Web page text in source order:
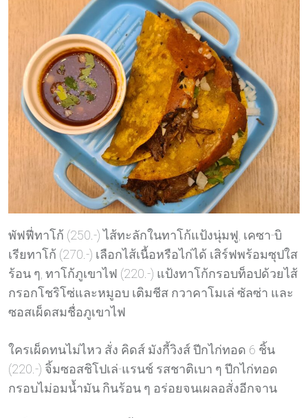
พัฟฟี่ทาโก้ (250.-) ไส้ทะลักในทาโก้แป้งนุ่มฟู, เคซา-บิ
เรียทาโก้ (270.-) เลือกไส้เนื้อหรือไก่ได้ เสิร์ฟพร้อมซุปใส
ร้อน ๆ, ทาโก้ภูเขาไฟ (220.-) แป้งทาโก้กรอบท็อปด้วยไส้
กรอกโชริโซ่และหมูอบ เติมชีส กวาคาโมเล่ ซัลซ่า และ
ซอสเผ็ดสมชื่อภูเขาไฟ
ใครเผ็ดทนไม่ไหว สั่ง คิดส์ มังกี้วิงส์ ปีกไก่ทอด 6 ชิ้น
(220.-) จิ้มซอสชิโปเล่-แรนช์ รสชาติเบา ๆ ปีกไก่ทอด
กรอบไม่อมน้ำมัน กินร้อน ๆ อร่อยจนเผลอสั่งอีกจาน